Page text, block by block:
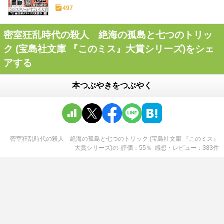
497
密室狂乱時代の殺人 絶海の孤島と七つのトリッ
ク (宝島社文庫 『このミス』大賞シリーズ)をシェ
アする
本つぶやきをつぶやく
密室狂乱時代の殺人 絶海の孤島と七つのトリック (宝島社文庫 『このミス』
大賞シリーズ)の 評価 55 ％ 感想・レビュー 383件